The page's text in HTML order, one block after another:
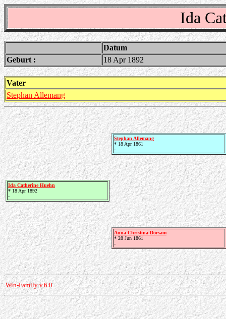
Ida
Datum
Geburt :
18 Apr 1892
Vater
Stephan Allemang
Ida Catherine Huehn
* 18 Apr 1892
-
Stephan Allemang
* 18 Apr 1861
-
Anna Christina Dörsam
* 28 Jun 1861
-
Win-Family v.6.0